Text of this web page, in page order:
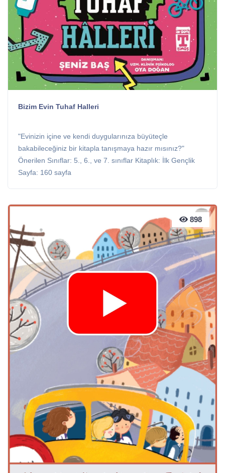
Bizim Evin Tuhaf Halleri
"Evinizin içine ve kendi duygularınıza büyüteçle
bakabileceğiniz bir kitapla tanışmaya hazır mısınız?"
Önerilen Sınıflar: 5., 6., ve 7. sınıflar Kitaplık: İlk Gençlik
Sayfa: 160 sayfa
898
898